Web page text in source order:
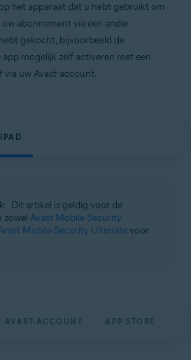
het apparaat dat u hebt gebruikt om
abonnement via een ander
gekocht, bijvoorbeeld de
app mogelijk zelf activeren met een
via uw Avast-account.
Dit artikel is geldig voor de
zowel Avast Mobile Security
Mobile Security Ultimatevoor
AVAST-ACCOUNT APP STORE